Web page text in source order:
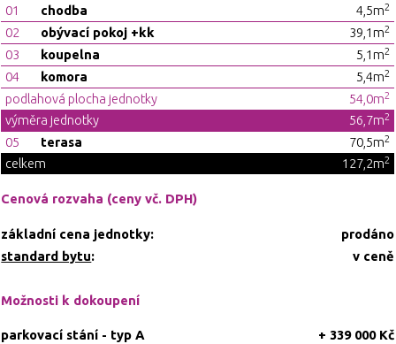
01 chodba 4,5m2
02 obývací pokoj +kk 39,1m2
03 koupelna 5,1m2
04 komora 5,4m2
podlahová plocha jednotky 54,0m2
výměra jednotky 56,7m2
05 terasa 70,5m2
celkem 127,2m2
Cenová rozvaha (ceny vč. DPH)
základní cena jednotky:
prodáno
standard bytu: v ceně
Možnosti k dokoupení
parkovací stání - typ A
+ 339 000 Kč